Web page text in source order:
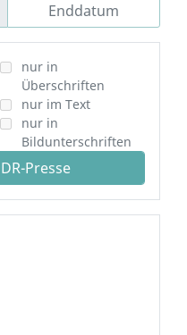
nur in
Überschriften
nur im Text
nur in
Bildunterschriften
Presse